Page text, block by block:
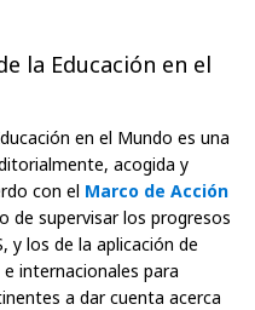
la Educación en el
en el Mundo es una
acogida y
con el Marco de Acción
de supervisar los progresos
y los de la aplicación de
internacionales para
a dar cuenta acerca